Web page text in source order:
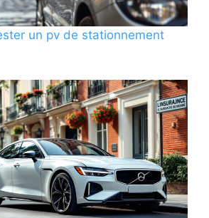
un pv de stationnement